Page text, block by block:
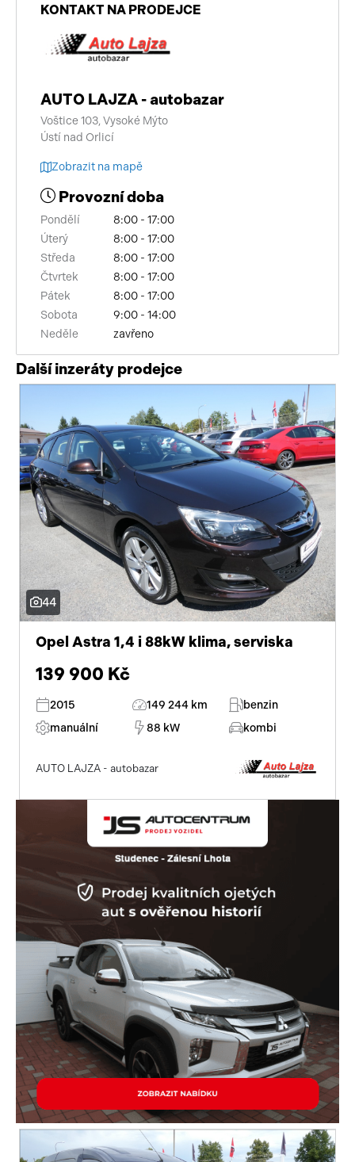
KONTAKT NA PRODEJCE
AUTO LAJZA - autobazar
Voštice 103, Vysoké Mýto
Ústí nad Orlicí
Zobrazit na mapě
Provozní doba
Pondělí
8:00 - 17:00
Úterý
8:00 - 17:00
Středa
8:00 - 17:00
Čtvrtek
8:00 - 17:00
Pátek
8:00 - 17:00
Sobota
9:00 - 14:00
Neděle
zavřeno
Další inzeráty prodejce
44
Opel Astra 1,4 i 88kW klima, serviska
139 900 Kč
2015 149 244 km
benzin
manuální
88 kW kombi
AUTO LAJZA - autobazar